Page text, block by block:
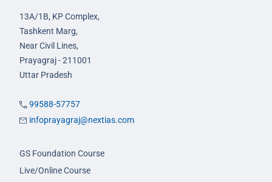
13A/1B, KP Complex,
Tashkent Marg,
Near Civil Lines,
Prayagraj - 211001
Uttar Pradesh
99588-57757
infoprayagraj@nextias.com
GS Foundation Course
Live/Online Course